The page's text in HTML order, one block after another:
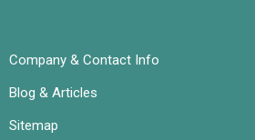
Company & Contact Info
Blog & Articles
Sitemap